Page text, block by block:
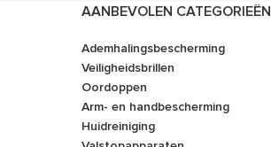
AANBEVOLEN CATEGORIEËN
Ademhalingsbescherming
Veiligheidsbrillen
Oordoppen
Arm- en handbescherming
Huidreiniging